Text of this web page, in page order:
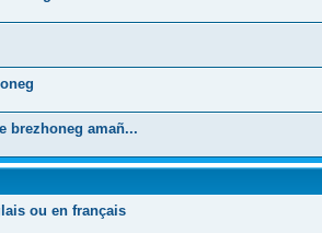
brezhoneg amañ...
ou en français